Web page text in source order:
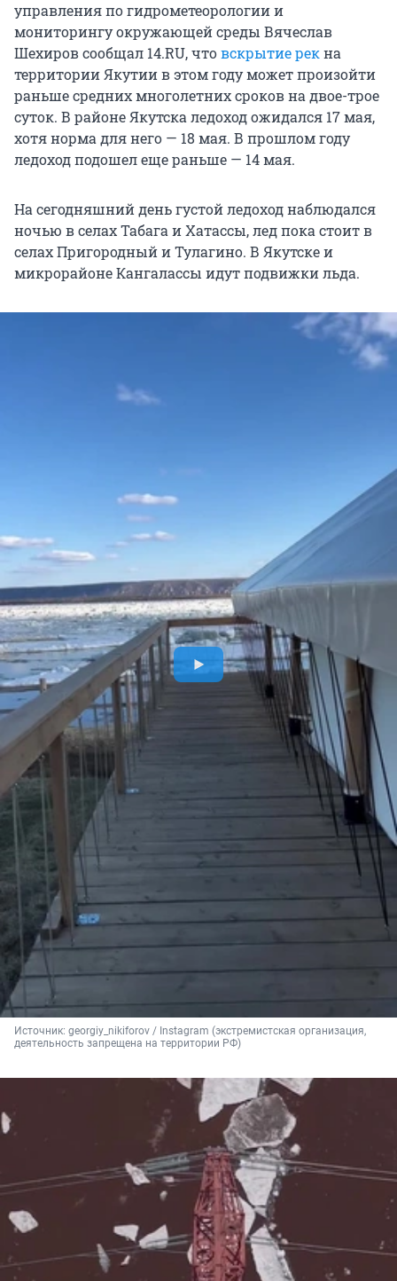
управления по гидрометеорологии и
мониторингу окружающей среды Вячеслав
Шехиров сообщал 14.RU, чтовскрытие рекна
территории Якутии в этом году может произойти
раньше средних многолетних сроков на двое-трое
суток. В районе Якутска ледоход ожидался 17 мая,
хотя норма для него — 18 мая. В прошлом году
ледоход подошел еще раньше — 14 мая.
На сегодняшний день густой ледоход наблюдался
ночью в селах Табага и Хатассы, лед пока стоит в
селах Пригородный и Тулагино. В Якутске и
микрорайоне Кангалассы идут подвижки льда.
Источник: georgiy_nikiforov / Instagram (экстремистская организация,
деятельность запрещена на территории РФ)